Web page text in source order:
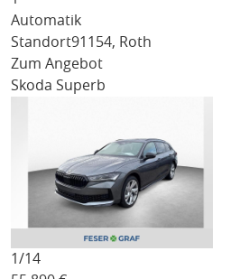
Automatik
Standort91154, Roth
Zum Angebot
Skoda Superb
1/14